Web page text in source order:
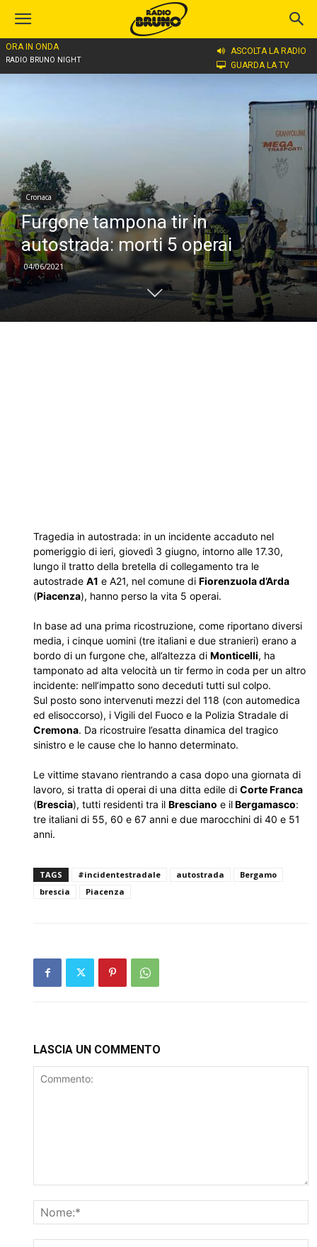
ORA IN ONDA
RADIO BRUNO NIGHT
ASCOLTA LA RADIO
GUARDA LA TV
Home
Cronaca
Furgone tampona tir in
autostrada: morti 5 operai
04/06/2021
Tragedia in autostrada: in un incidente accaduto nel
pomeriggio di ieri, giovedì 3 giugno, intorno alle 17.30,
lungo il tratto della bretella di collegamento tra le
autostrade A1 e A21, nel comune di Fiorenzuola d’Arda
(Piacenza), hanno perso la vita 5 operai.
In base ad una prima ricostruzione, come riportano diversi
media, i cinque uomini (tre italiani e due stranieri) erano a
bordo di un furgone che, all’altezza di Monticelli, ha
tamponato ad alta velocità un tir fermo in coda per un altro
incidente: nell’impatto sono deceduti tutti sul colpo.
Sul posto sono intervenuti mezzi del 118 (con automedica
ed elisoccorso), i Vigili del Fuoco e la Polizia Stradale di
Cremona. Da ricostruire l’esatta dinamica del tragico
sinistro e le cause che lo hanno determinato.
Le vittime stavano rientrando a casa dopo una giornata di
lavoro, si tratta di operai di una ditta edile di Corte Franca
(Brescia), tutti residenti tra il Bresciano e ilBergamasco:
tre italiani di 55, 60 e 67 anni e due marocchini di 40 e 51
anni.
TAGS #incidentestradale autostrada
Bergamo
brescia
Piacenza
LASCIA UN COMMENTO